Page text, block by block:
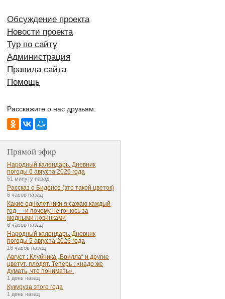
Обсуждение проекта
Новости проекта
Тур по сайту
Администрация
Правила сайта
Помощь
Расскажите о нас друзьям:
Прямой эфир
Народный календарь. Дневник
погоды 6 августа 2026 года
51 минуту назад
Рассказ о Биденсе (это такой цветок)
6 часов назад
Какие однолетники я сажаю каждый
год — и почему не гонюсь за
модными новинками
6 часов назад
Народный календарь. Дневник
погоды 5 августа 2026 года
16 часов назад
Август : Клубника „Брилла“ и другие
цветут, плодят. Теперь : «надо же
думать, что понимать».
1 день назад
Кукуруза этого года
1 день назад